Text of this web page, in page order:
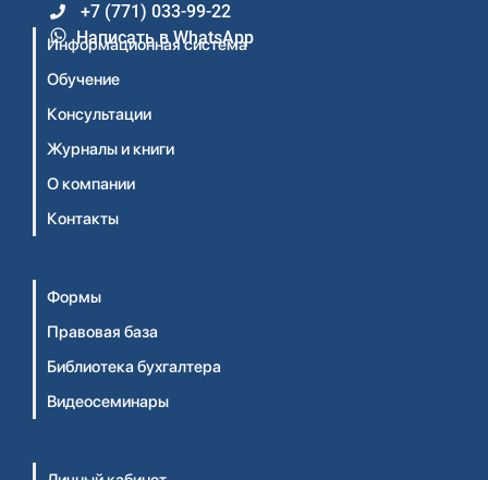
+7 (771) 033-99-22
Написать в WhatsApp
Информационная система
Обучение
Консультации
Журналы и книги
О компании
Контакты
Формы
Правовая база
Библиотека бухгалтера
Видеосеминары